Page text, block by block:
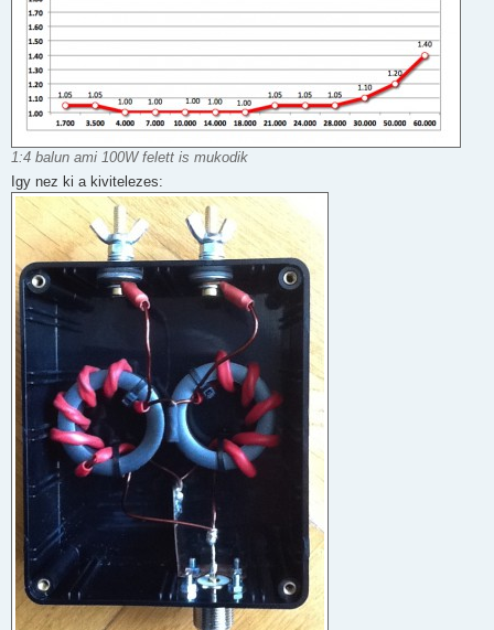
1:4 balun ami 100W felett is mukodik
Igy nez ki a kivitelezes: